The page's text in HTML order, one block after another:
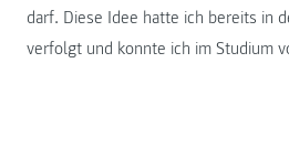
darf. Diese Idee hatte ich bereits in
verfolgt und konnte ich im Studium